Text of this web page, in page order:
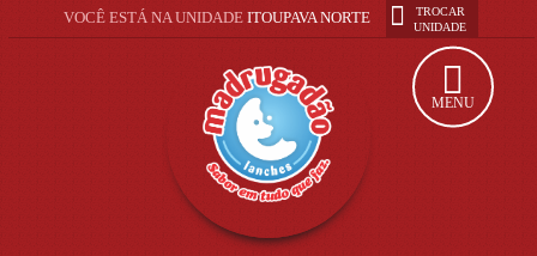
MENU
VOCÊ ESTÁ NA UNIDADE ITOUPAVA NORTE
TROCAR
UNIDADE